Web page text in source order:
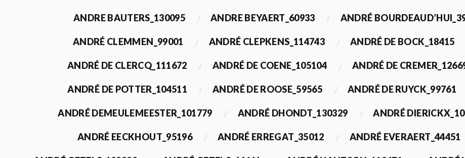
ANDRE BAUTERS_130095 ANDRE BEYAERT_60933 ANDRÉ
ANDRÉ CLEMMEN_99001 ANDRÉ CLEPKENS_114743 ANDRÉ DE BOCK_18415
ANDRÉ DE CLERCQ_111672 ANDRÉ DE COENE_105104 ANDRÉ DE
ANDRÉ DE POTTER_104511 ANDRÉ DE ROOSE_59565 ANDRÉ DE RUYCK_99761
ANDRÉ DEMEULEMEESTER_101779 ANDRÉ DHONDT_130329 ANDRÉ
ANDRÉ EECKHOUT_95196 ANDRÉ ERREGAT_35012 ANDRÉ EVERAERT_44451